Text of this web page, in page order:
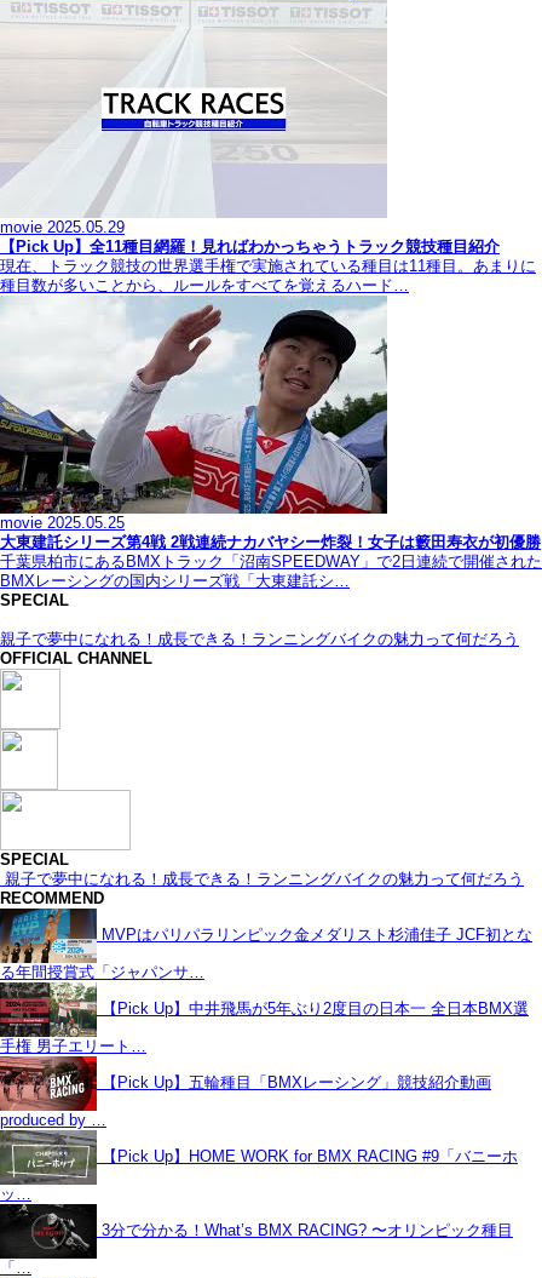
movie 2025.05.29
【Pick Up】全11種目網羅！見ればわかっちゃうトラック競技種目紹介
現在、トラック競技の世界選手権で実施されている種目は11種目。あまりに
種目数が多いことから、ルールをすべてを覚えるハード…
movie 2025.05.25
大東建託シリーズ第4戦 2戦連続ナカバヤシー炸裂！女子は籔田寿衣が初優勝
千葉県柏市にあるBMXトラック「沼南SPEEDWAY」で2日連続で開催された
BMXレーシングの国内シリーズ戦「大東建託シ…
SPECIAL
親子で夢中になれる！成長できる！ランニングバイクの魅力って何だろう
OFFICIAL CHANNEL
SPECIAL
親子で夢中になれる！成長できる！ランニングバイクの魅力って何だろう
RECOMMEND
MVPはパリパラリンピック金メダリスト杉浦佳子 JCF初とな
る年間授賞式「ジャパンサ…
【Pick Up】中井飛馬が5年ぶり2度目の日本一 全日本BMX選
手権 男子エリート…
【Pick Up】五輪種目「BMXレーシング」競技紹介動画
produced by …
【Pick Up】HOME WORK for BMX RACING #9「バニーホ
ッ…
3分で分かる！What’s BMX RACING? 〜オリンピック種目
「…